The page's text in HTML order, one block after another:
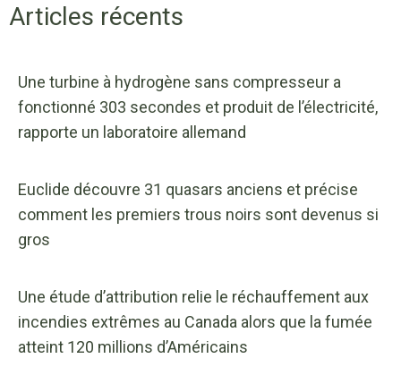
Articles récents
Une turbine à hydrogène sans compresseur a
fonctionné 303 secondes et produit de l’électricité,
rapporte un laboratoire allemand
Euclide découvre 31 quasars anciens et précise
comment les premiers trous noirs sont devenus si
gros
Une étude d’attribution relie le réchauffement aux
incendies extrêmes au Canada alors que la fumée
atteint 120 millions d’Américains